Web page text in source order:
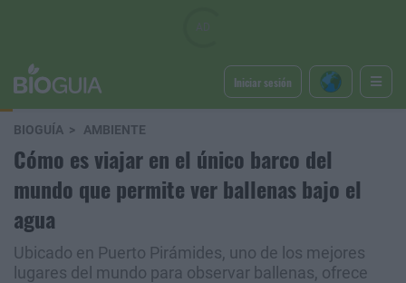
Iniciar sesión
BIOGUÍA AMBIENTE
Cómo es viajar en el único barco del
mundo que permite ver ballenas bajo el
agua
Ubicado en Puerto Pirámides, uno de los mejores
lugares del mundo para observar ballenas, ofrece